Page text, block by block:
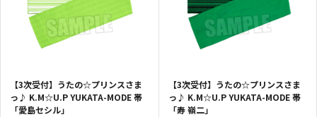
【3次受付】うたの☆プリンスさま
っ♪ K.M☆U.P YUKATA-MODE 帯
「愛島セシル」
【3次受付】うたの☆プリンスさま
っ♪ K.M☆U.P YUKATA-MODE 帯
「寿 嶺二」